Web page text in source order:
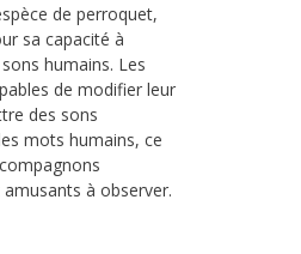
de perroquet,
sa capacité à
humains. Les
de modifier leur
des sons
mots humains, ce
à observer.